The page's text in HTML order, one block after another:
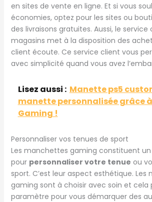
en sites de vente en ligne. Et si vous
économies, optez pour les sites ou
des livraisons gratuites. Aussi, le
magasins met à la disposition des
client écoute. Ce service client vous
avec simplicité quand vous avez
Lisez aussi : Manette ps5
manette personnalisée grâce à
Gaming !
Personnaliser vos tenues de sport
Les manchettes gaming constituent
pour personnaliser votre tenue ou
sport. C’est leur aspect esthétique. Les
gaming sont à choisir avec soin et cela
paramètre pour vous démarquer des